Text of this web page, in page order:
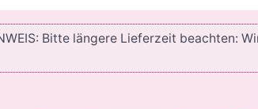
Bitte längere Lieferzeit beachten: